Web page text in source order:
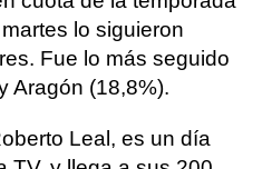
lo siguieron
Fue lo más seguido
Aragón (18,8%).
Leal, es un día